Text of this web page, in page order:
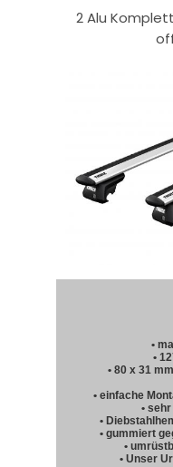
2 Alu
•
•
• 80 x 31
• einfache
•
•
• gummiert
•
• Unser